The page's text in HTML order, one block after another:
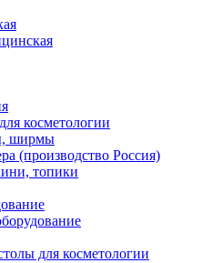
косметологии
ширмы
(производство Россия)
топики
для косметологии